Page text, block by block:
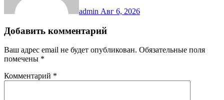
admin Авг 6, 2026
Добавить комментарий
Ваш адрес email не будет опубликован. Обязательные поля
помечены *
Комментарий *